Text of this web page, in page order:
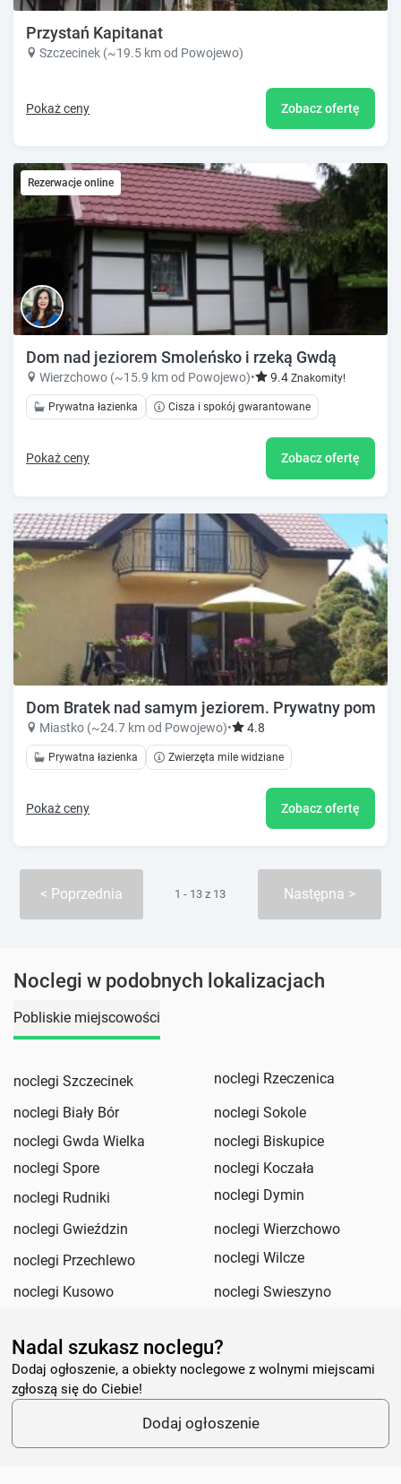
Przystań Kapitanat
Szczecinek (~19.5 km od Powojewo)
Pokaż ceny Zobacz ofertę
Rezerwacje online
Dom nad jeziorem Smoleńsko i rzeką Gwdą
Wierzchowo (~15.9 km od Powojewo)• 9.4 Znakomity!
Prywatna łazienka Cisza i spokój gwarantowane
Pokaż ceny Zobacz ofertę
Dom Bratek nad samym jeziorem. Prywatny
Miastko (~24.7 km od Powojewo)• 4.8
Prywatna łazienka Zwierzęta mile widziane
Pokaż ceny Zobacz ofertę
Poprzednia 1 - 13 z 13 Następna
Noclegi w podobnych lokalizacjach
Pobliskie miejscowości
noclegi Szczecinek
noclegi Rzeczenica
noclegi Biały Bór
noclegi Sokole
noclegi Gwda Wielka
noclegi Biskupice
noclegi Spore
noclegi Koczała
noclegi Rudniki
noclegi Dymin
noclegi Gwieździn
noclegi Wierzchowo
noclegi Przechlewo
noclegi Wilcze
noclegi Kusowo
noclegi Swieszyno
Nadal szukasz noclegu?
Dodaj ogłoszenie, a obiekty noclegowe z wolnymi miejscami
zgłoszą się do Ciebie!
Dodaj ogłoszenie